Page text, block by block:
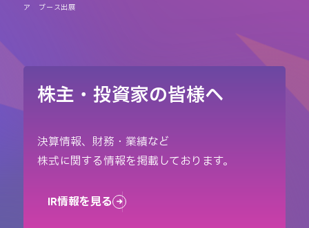
ア ブース出展
株主・投資家の皆様へ
決算情報、財務・業績など
株式に関する情報を掲載しております。
IR情報を見る